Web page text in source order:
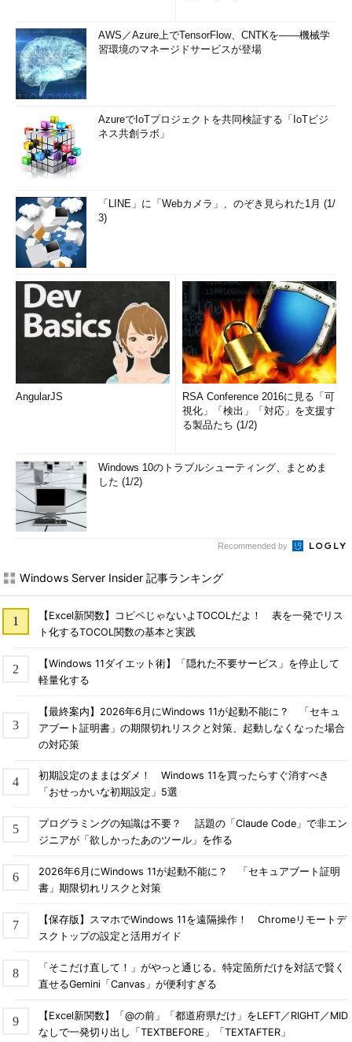
AWS／Azure上でTensorFlow、CNTKを――機械学
習環境のマネージドサービスが登場
AzureでIoTプロジェクトを共同検証する「IoTビジ
ネス共創ラボ」
「LINE」に「Webカメラ」、のぞき見られた1月 (1/
3)
AngularJS
RSA Conference 2016に見る「可
視化」「検出」「対応」を支援す
る製品たち (1/2)
Windows 10のトラブルシューティング、まとめま
した (1/2)
Recommended by
Windows Server Insider 記事ランキング
【Excel新関数】コピペじゃないよTOCOLだよ！ 表を一発でリス
ト化するTOCOL関数の基本と実践
【Windows 11ダイエット術】「隠れた不要サービス」を停止して
軽量化する
【最終案内】2026年6月にWindows 11が起動不能に？ 「セキュ
アブート証明書」の期限切れリスクと対策、起動しなくなった場合
の対応策
初期設定のままはダメ！ Windows 11を買ったらすぐ消すべき
「おせっかいな初期設定」5選
プログラミングの知識は不要？ 話題の「Claude Code」で非エン
ジニアが「欲しかったあのツール」を作る
2026年6月にWindows 11が起動不能に？ 「セキュアブート証明
書」期限切れリスクと対策
【保存版】スマホでWindows 11を遠隔操作！ Chromeリモートデ
スクトップの設定と活用ガイド
「そこだけ直して！」がやっと通じる。特定箇所だけを対話で賢く
直せるGemini「Canvas」が便利すぎる
【Excel新関数】「@の前」「都道府県だけ」をLEFT／RIGHT／MID
なしで一発切り出し「TEXTBEFORE」「TEXTAFTER」